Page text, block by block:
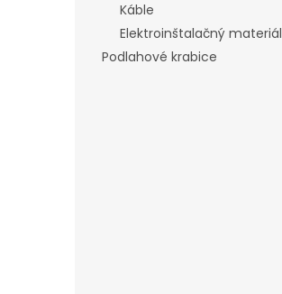
Káble
Elektroinštalačný materiál
Podlahové krabice